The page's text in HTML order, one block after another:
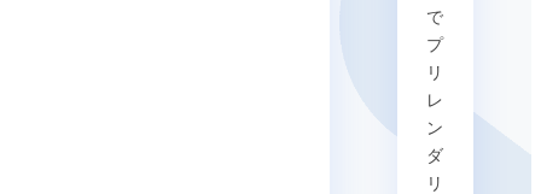
で
プ
リ
レ
ン
ダ
リ